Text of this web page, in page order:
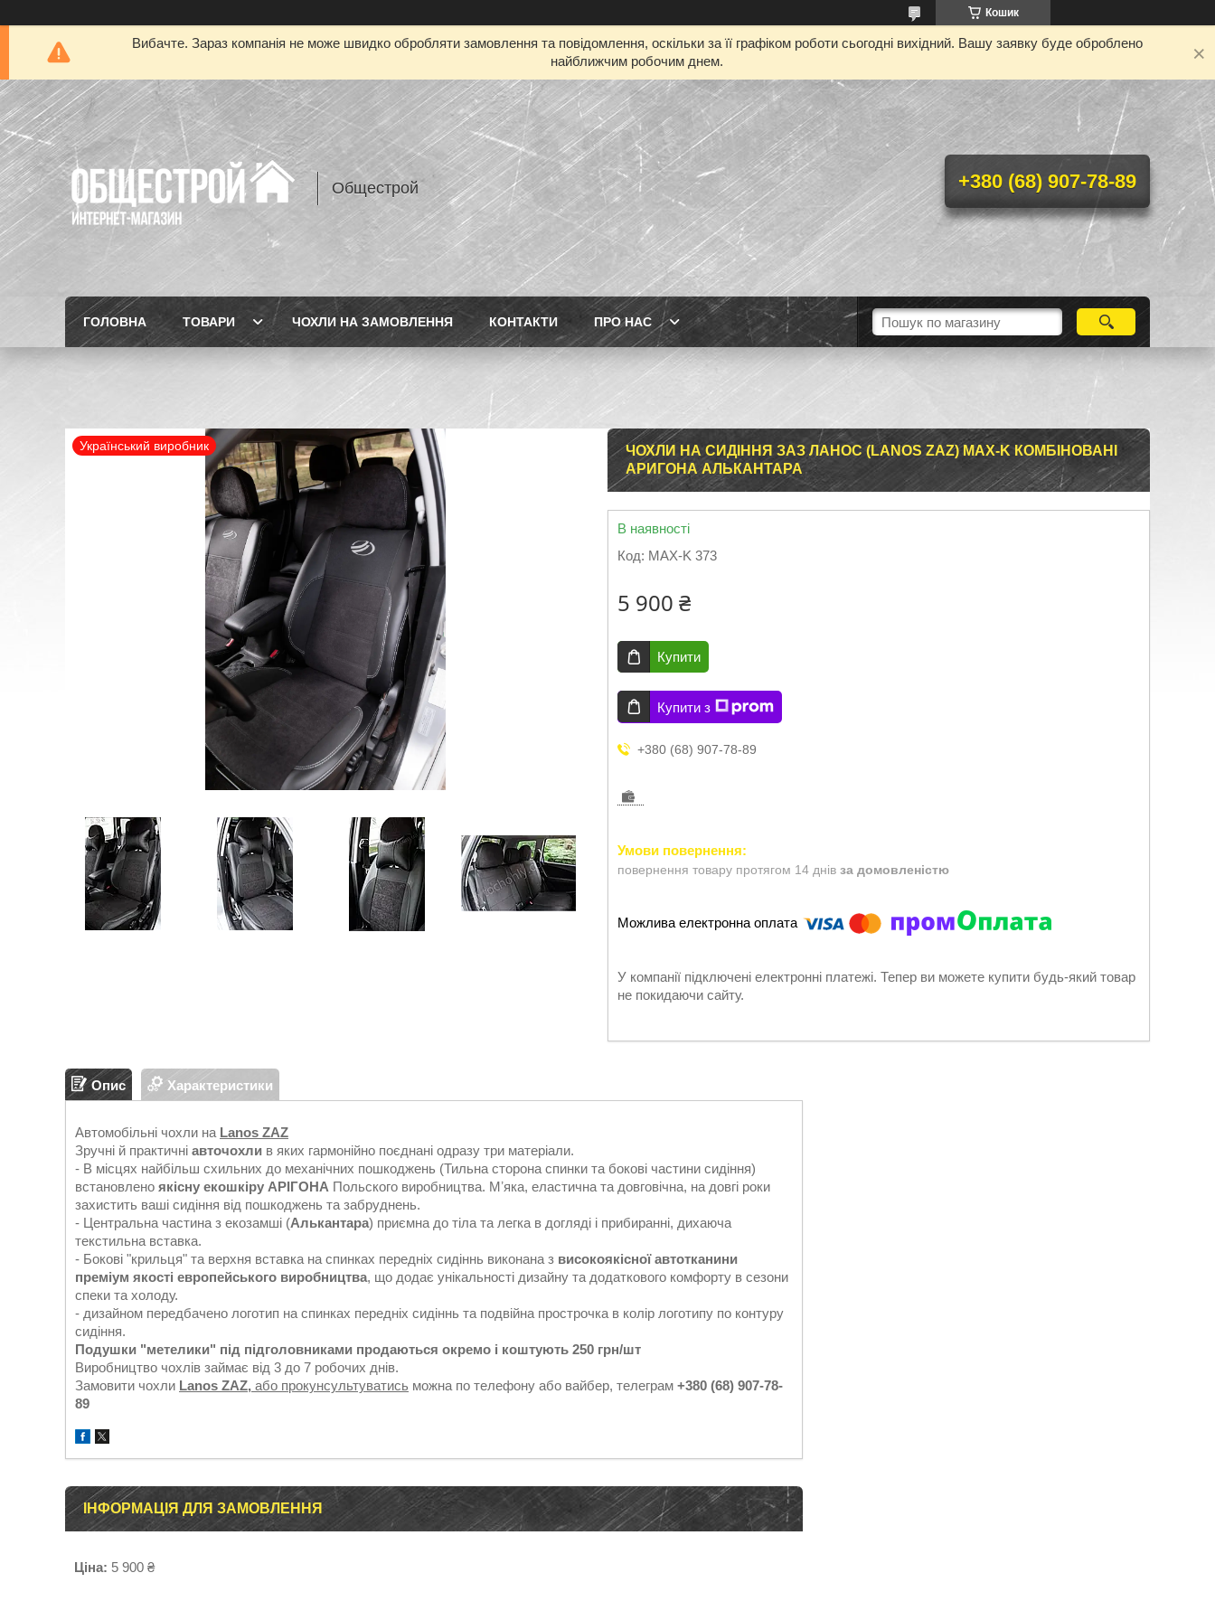
Кошик
Вибачте. Зараз компанія не може швидко обробляти замовлення та повідомлення, оскільки за її графіком роботи сьогодні вихідний. Вашу заявку буде оброблено
найближчим робочим днем.
Общестрой +380 (68) 907-78-89
ГОЛОВНА ТОВАРИ ЧОХЛИ НА ЗАМОВЛЕННЯ КОНТАКТИ ПРО НАС
Український виробник
ЧОХЛИ НА СИДІННЯ ЗАЗ ЛАНОС (LANOS ZAZ) MAX-K КОМБІНОВАНІ
АРИГОНА АЛЬКАНТАРА
В наявності
Код: MAX-K 373
5 900 ₴
Купити
Купити з
+380 (68) 907-78-89
повернення товару протягом 14 днів за домовленістю
У компанії підключені електронні платежі. Тепер ви можете купити будь-який товар
не покидаючи сайту.
Опис Характеристики
Автомобільні чохли на Lanos ZAZ
Зручні й практичні авточохли в яких гармонійно поєднані одразу три матеріали.
- В місцях найбільш схильних до механічних пошкоджень (Тильна сторона спинки та бокові частини сидіння)
встановлено якісну екошкіру АРІГОНА Польского виробництва. Мʼяка, еластична та довговічна, на довгі роки
захистить ваші сидіння від пошкоджень та забруднень.
- Центральна частина з екозамші (Алькантара) приємна до тіла та легка в догляді і прибиранні, дихаюча
текстильна вставка.
- Бокові "крильця" та верхня вставка на спинках передніх сидіннь виконана з високоякісної автотканини
преміум якості европейського виробництва, що додає унікальності дизайну та додаткового комфорту в сезони
спеки та холоду.
- дизайном передбачено логотип на спинках передніх сидіннь та подвійна прострочка в колір логотипу по контуру
сидіння.
Подушки "метелики" під підголовниками продаються окремо і коштують 250 грн/шт
Виробництво чохлів займає від 3 до 7 робочих днів.
Замовити чохли Lanos ZAZ, або прокунсультуватись можна по телефону або вайбер, телеграм +380 (68) 907-78-
89
ІНФОРМАЦІЯ ДЛЯ ЗАМОВЛЕННЯ
Ціна: 5 900 ₴